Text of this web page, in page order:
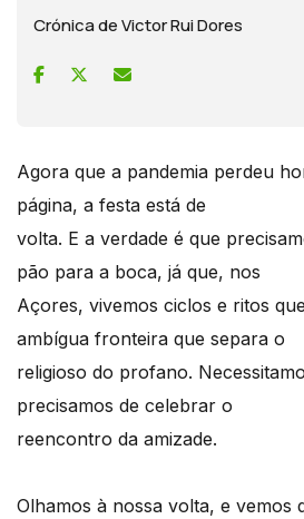
Crónica de Victor Rui Dores
Agora que a pandemia perdeu
página, a festa está de
volta. E a verdade é que
pão para a boca, já que, nos
Açores, vivemos ciclos e ritos
ambígua fronteira que separa o
religioso do profano.
precisamos de celebrar o
reencontro da amizade.
Olhamos à nossa volta, e vemos